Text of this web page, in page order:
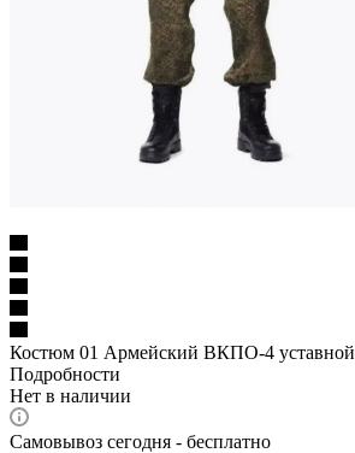
Костюм 01 Армейский ВКПО-4 уставной
Подробности
Нет в наличии
Самовывоз сегодня - бесплатно